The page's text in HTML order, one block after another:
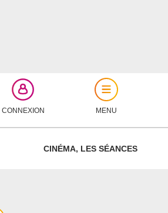
CONNEXION MENU
CINÉMA, LES SÉANCES
FERMER